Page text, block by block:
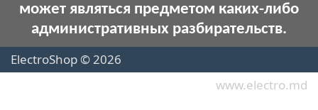
может являться предметом каких-либо
административных разбирательств.
ElectroShop © 2026
www.electro.md